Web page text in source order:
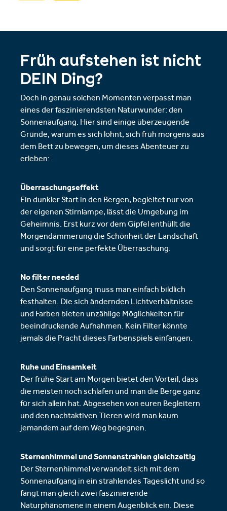
Früh aufstehen ist nicht
DEIN Ding?
Doch in genau solchen Momenten verpasst man
eines der faszinierendsten Naturwunder: den
Sonnenaufgang. Hier sind einige überzeugende
Gründe, warum es sich lohnt, sich früh morgens aus
dem Bett zu bewegen, um dieses Abenteuer zu
erleben:
Überraschungseffekt
Ein dunkler Start in den Bergen, begleitet nur von
der eigenen Stirnlampe, lässt die Umgebung im
Geheimnis. Erst kurz vor dem Gipfel enthüllt die
Morgendämmerung die Schönheit der Landschaft
und sorgt für eine perfekte Überraschung.
No filter needed
Den Sonnenaufgang muss man einfach bildlich
festhalten. Die sich ändernden Lichtverhältnisse
und Farben bieten unzählige Möglichkeiten für
beeindruckende Aufnahmen. Kein Filter könnte
jemals die Pracht dieses Farbenspiels einfangen.
Ruhe und Einsamkeit
Der frühe Start am Morgen bietet den Vorteil, dass
die meisten noch schlafen und man die Berge ganz
für sich allein hat. Abgesehen von euren Begleitern
und den nachtaktiven Tieren wird man kaum
jemandem auf dem Weg begegnen.
Sternenhimmel und Sonnenstrahlen gleichzeitig
Der Sternenhimmel verwandelt sich mit dem
Sonnenaufgang in ein strahlendes Tageslicht und so
fängt man gleich zwei faszinierende
Naturphänomene in einem Augenblick ein. Diese